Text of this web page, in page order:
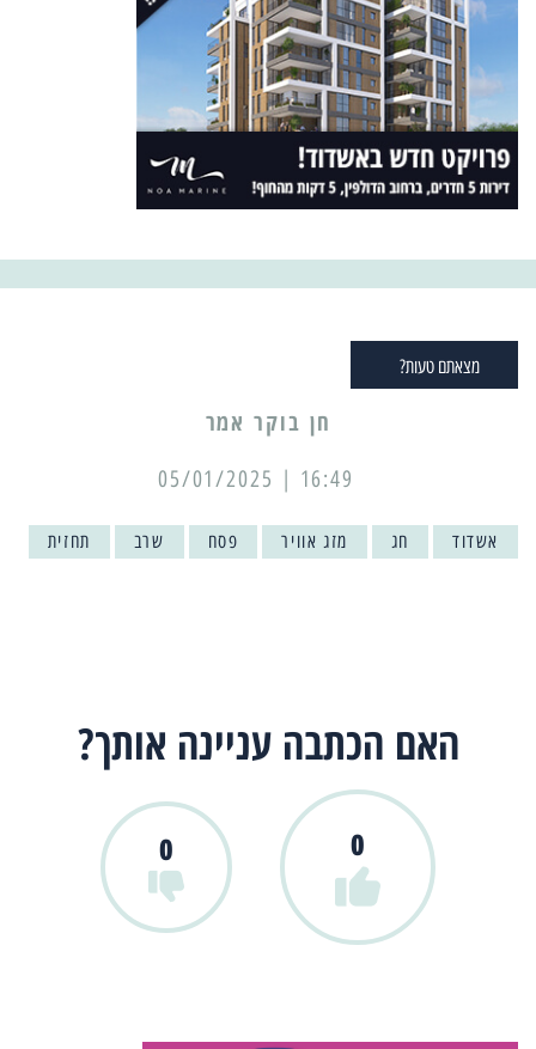
מצאתם טעות?
16:49 | 05/01/2025
אשדוד חג מזג אוויר פסח שרב תחזית
האם הכתבה עניינה אותך?
0
0